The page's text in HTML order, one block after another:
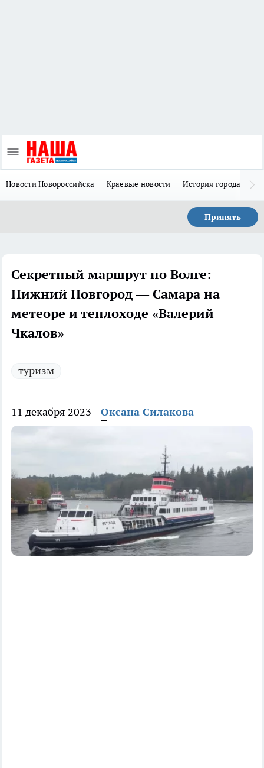
Новости Новороссийска Краевые новости История города Н
Принять
Секретный маршрут по Волге:
Нижний Новгород — Самара на
метеоре и теплоходе «Валерий
Чкалов»
туризм
11 декабря 2023 Оксана Силакова